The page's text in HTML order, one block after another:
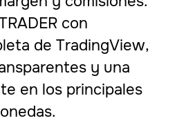
con
de TradingView,
y una
en los principales